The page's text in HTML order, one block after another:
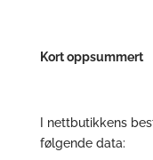
Kort oppsummert
I nettbutikkens
følgende data: